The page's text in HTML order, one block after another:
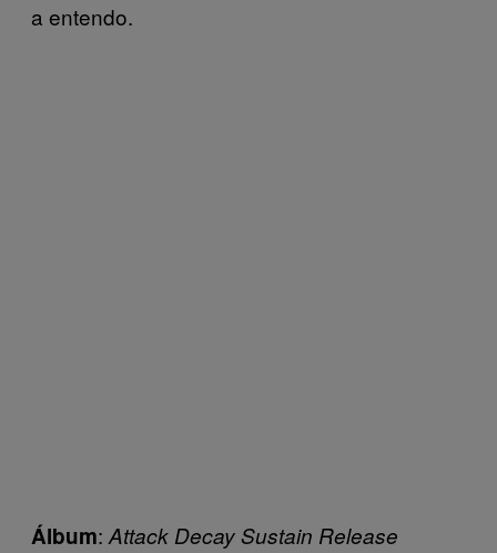
a entendo.
Álbum: Attack Decay Sustain Release